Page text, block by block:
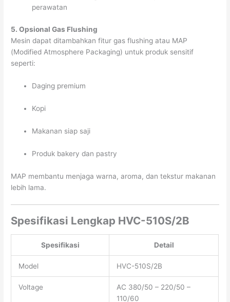
perawatan
5. Opsional Gas Flushing
Mesin dapat ditambahkan fitur gas flushing atau MAP
(Modified Atmosphere Packaging) untuk produk sensitif
seperti:
Daging premium
Kopi
Makanan siap saji
Produk bakery dan pastry
MAP membantu menjaga warna, aroma, dan tekstur makanan
lebih lama.
Spesifikasi Lengkap HVC-510S/2B
Spesifikasi Detail
Model HVC-510S/2B
Voltage
AC 380/50 – 220/50 –
110/60